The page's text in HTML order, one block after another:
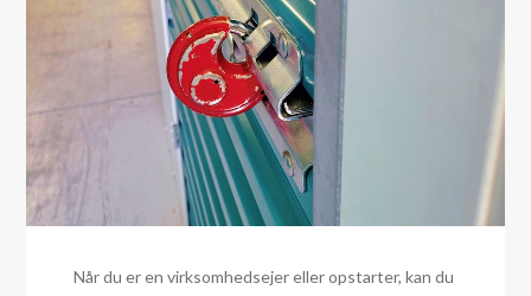
Når du er en virksomhedsejer eller opstarter, kan du